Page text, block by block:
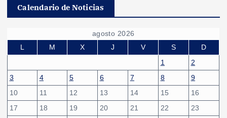
Calendario de Noticias
agosto 2026
L
M X J V S
D
1
2
3
4 5 6 7 8
9
10
11 12 13 14 15
16
17
18 19 20 21 22
23